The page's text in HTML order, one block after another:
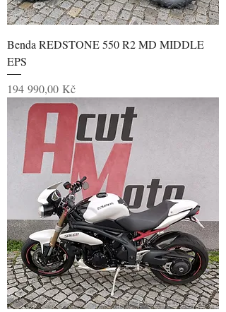
Benda REDSTONE 550 R2 MD MIDDLE
EPS
Cena
194 990,00 Kč